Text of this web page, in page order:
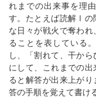
れまでの出来事を理
す。たとえば読解Ⅰの
な日々が戦火で奪わ
ることを表している
し、「割れて、干か
にして、これまでの
ると解答が出来上が
答の手順を覚えて書け